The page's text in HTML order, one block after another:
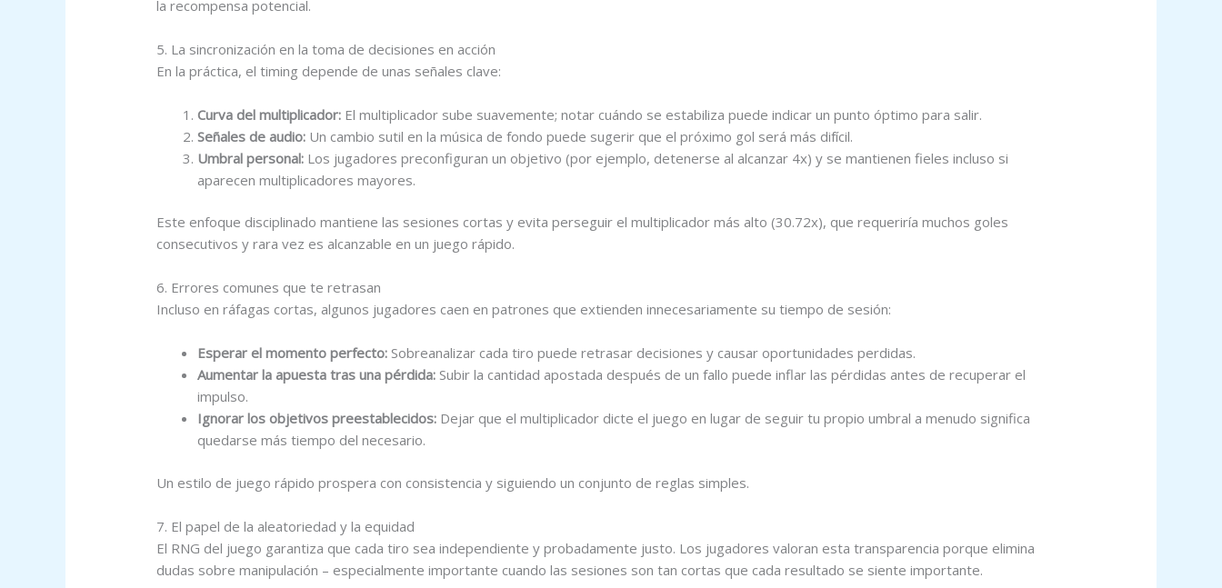
la recompensa potencial.
5. La sincronización en la toma de decisiones en acción
En la práctica, el timing depende de unas señales clave:
Curva del multiplicador: El multiplicador sube suavemente; notar cuándo se estabiliza puede indicar un punto óptimo para salir.
Señales de audio: Un cambio sutil en la música de fondo puede sugerir que el próximo gol será más difícil.
Umbral personal: Los jugadores preconfiguran un objetivo (por ejemplo, detenerse al alcanzar 4x) y se mantienen fieles incluso si
aparecen multiplicadores mayores.
Este enfoque disciplinado mantiene las sesiones cortas y evita perseguir el multiplicador más alto (30.72x), que requeriría muchos goles
consecutivos y rara vez es alcanzable en un juego rápido.
6. Errores comunes que te retrasan
Incluso en ráfagas cortas, algunos jugadores caen en patrones que extienden innecesariamente su tiempo de sesión:
Esperar el momento perfecto: Sobreanalizar cada tiro puede retrasar decisiones y causar oportunidades perdidas.
Aumentar la apuesta tras una pérdida: Subir la cantidad apostada después de un fallo puede inflar las pérdidas antes de recuperar el
impulso.
Ignorar los objetivos preestablecidos: Dejar que el multiplicador dicte el juego en lugar de seguir tu propio umbral a menudo significa
quedarse más tiempo del necesario.
Un estilo de juego rápido prospera con consistencia y siguiendo un conjunto de reglas simples.
7. El papel de la aleatoriedad y la equidad
El RNG del juego garantiza que cada tiro sea independiente y probadamente justo. Los jugadores valoran esta transparencia porque elimina
dudas sobre manipulación – especialmente importante cuando las sesiones son tan cortas que cada resultado se siente importante.